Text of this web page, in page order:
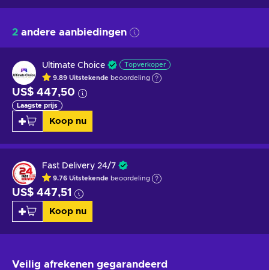
2 andere aanbiedingen
Ultimate Choice Topverkoper
9.89 Uitstekende beoordeling
US$ 447,50
Laagste prijs
Koop nu
Fast Delivery 24/7
9.76 Uitstekende beoordeling
US$ 447,51
Koop nu
Veilig afrekenen gegarandeerd